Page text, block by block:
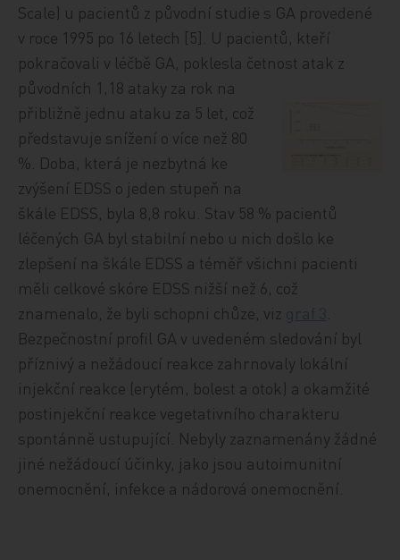
Scale) u pacientů z původní studie s GA provedené
v roce 1995 po 16 letech [5]. U pacientů, kteří
pokračovali v léčbě GA, poklesla četnost atak z
původních 1,18 ataky za rok na
přibližně jednu ataku za 5 let, což
představuje snížení o více než 80
%. Doba, která je nezbytná ke
zvýšení EDSS o jeden stupeň na
škále EDSS, byla 8,8 roku. Stav 58 % pacientů
léčených GA byl stabilní nebo u nich došlo ke
zlepšení na škále EDSS a téměř všichni pacienti
měli celkové skóre EDSS nižší než 6, což
znamenalo, že byli schopni chůze, viz
Bezpečnostní profil GA v uvedeném sledování byl
příznivý a nežádoucí reakce zahrnovaly lokální
injekční reakce (erytém, bolest a otok) a okamžité
postinjekční reakce vegetativního charakteru
spontánně ustupující. Nebyly zaznamenány žádné
jiné nežádoucí účinky, jako jsou autoimunitní
onemocnění, infekce a nádorová onemocnění.